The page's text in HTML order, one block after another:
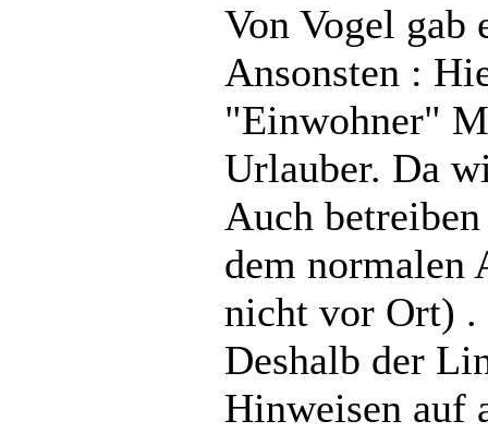
Von Vogel gab
Ansonsten :
"Einwohner"
Urlauber. Da
Auch
dem normalen
nicht vor Ort) .
Deshalb der
Hinweisen auf